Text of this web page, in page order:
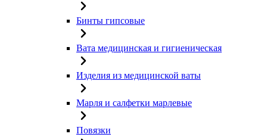
Бинты гипсовые
Вата медицинская и гигиеническая
Изделия из медицинской ваты
Марля и салфетки марлевые
Повязки